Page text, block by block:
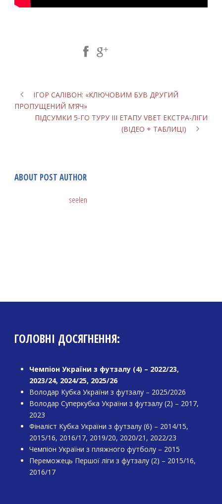
ІГОР САЛІВОН: «КЛЮЧОВИМ БУВ ДРУГИЙ
ПРОПУЩЕНИЙ М’ЯЧ»
ПІДСУМКИ 5-ГО ТУРУ ІІІ ЕТАПУ VBET ЕКСТРА-ЛІГИ
(ВІДЕО + ТАБЛИЦІ)
ABOUT POST AUTHOR
seelen
ГОЛОВНІ ДОСЯГНЕННЯ:
Чемпіон України з футзалу (4) – 2022/23,
2023/24, 2024/25, 2025/26
Володар Кубка України з футзалу – 2025/2026
Володар Суперкубка України з футзалу (2) – 2017,
2023
Фіналіст Кубка України з футзалу (6) – 2014/15,
2015/16, 2016/17, 2019/20, 2020/21, 2022/23
Чемпіон України з пляжного футболу – 2015
Переможець Першої ліги з футзалу (2) – 2015/16,
2016/17